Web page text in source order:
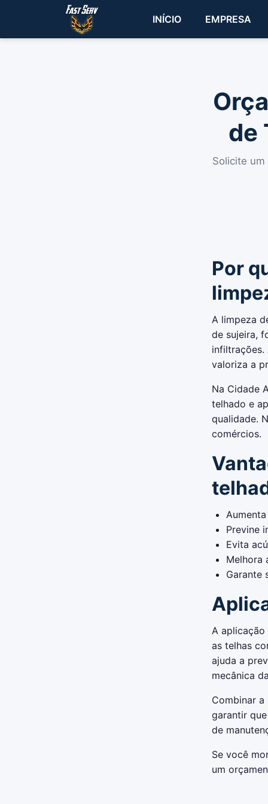
INÍCIO EMPRESA
de
Solicite
Por
A limpeza
de sujeira,
infiltrações.
valoriza a
Na Cidade
telhado e
qualidade.
comércios.
Previne
Evita
Melhora
Garante
A
as telhas
ajuda a
mecânica
Combinar
garantir
de
Se você
um